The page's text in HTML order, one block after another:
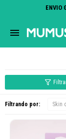
ENVIO
menu
Filtrando por: Skin
close